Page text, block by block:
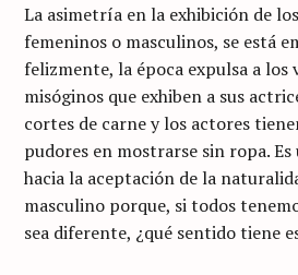
La asimetría en la exhibición de
femeninos o masculinos, se está
felizmente, la época expulsa a los
misóginos que exhiben a sus
cortes de carne y los actores
pudores en mostrarse sin ropa.
hacia la aceptación de la
masculino porque, si todos
sea diferente, ¿qué sentido tiene